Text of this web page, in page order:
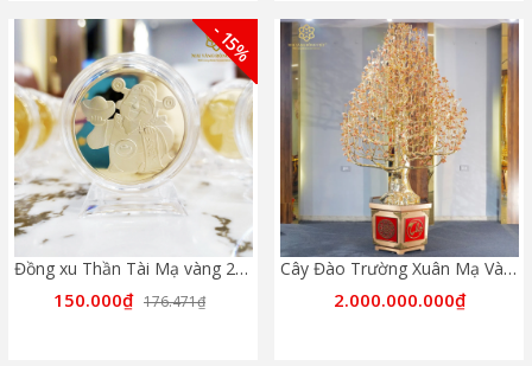
- 15%
Đồng xu Thần Tài Mạ vàng 24k
150.000₫ 176.471₫
Cây Đào Trường Xuân Mạ Vàng 24K Mix Rose Gold Cao 2,5 Mét
2.000.000.000₫